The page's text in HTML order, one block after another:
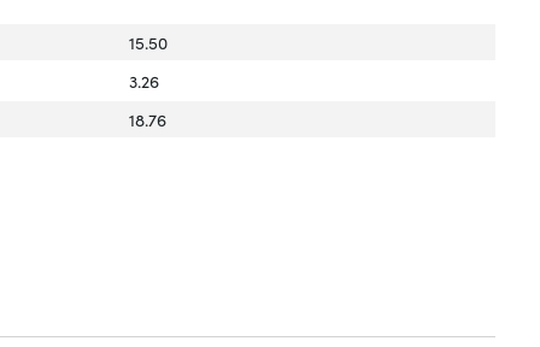
15.50
3.26
18.76